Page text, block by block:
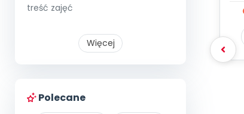
treść zajęć
Więcej
Polecane